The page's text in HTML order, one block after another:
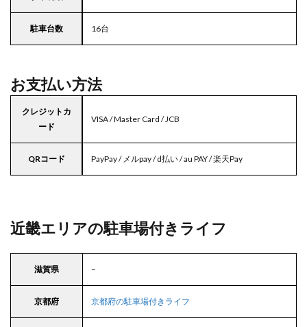
駐車台数 16台
お支払い方法
クレジットカ
ード
VISA / Master Card / JCB
QRコード PayPay / メルpay / d払い / au PAY / 楽天Pay
近畿エリアの駐車場付きライフ
滋賀県 –
京都府 京都府の駐車場付きライフ